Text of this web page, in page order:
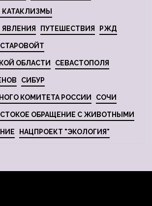
ПУТЕШЕСТВИЯ РЖД
ОБЛАСТИ СЕВАСТОПОЛЯ
СИБУР
КОМИТЕТА РОССИИ СОЧИ
ОБРАЩЕНИЕ С ЖИВОТНЫМИ
НАЦПРОЕКТ "ЭКОЛОГИЯ"